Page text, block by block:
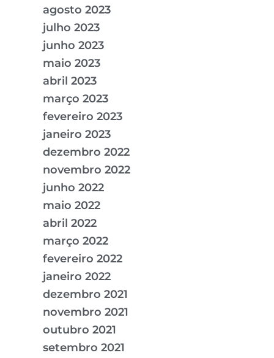
agosto 2023
julho 2023
junho 2023
maio 2023
abril 2023
março 2023
fevereiro 2023
janeiro 2023
dezembro 2022
novembro 2022
junho 2022
maio 2022
abril 2022
março 2022
fevereiro 2022
janeiro 2022
dezembro 2021
novembro 2021
outubro 2021
setembro 2021